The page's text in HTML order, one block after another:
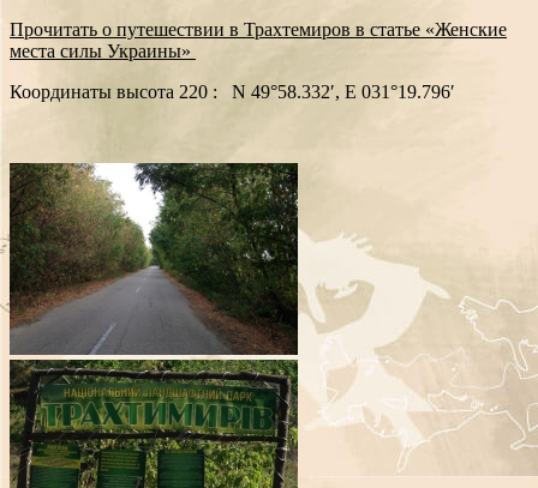
Прочитать о путешествии в Трахтемиров в статье «Женские
места силы Украины»
Координаты высота 220 : N 49°58.332′, E 031°19.796′